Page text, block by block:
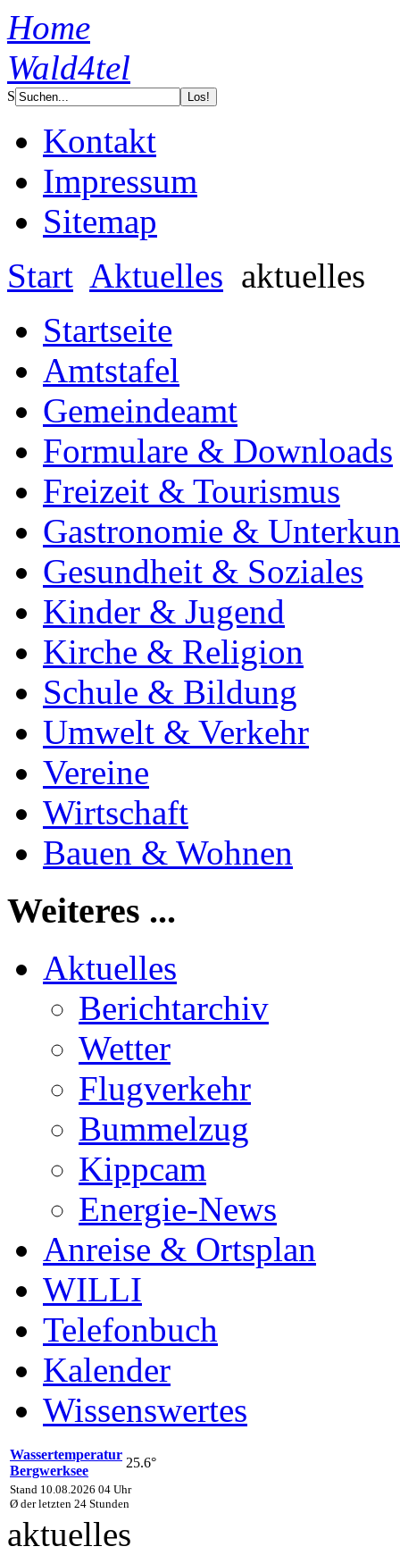
Home
Wald4tel
S
Kontakt
Impressum
Sitemap
Start Aktuelles aktuelles
Startseite
Amtstafel
Gemeindeamt
Formulare & Downloads
Freizeit & Tourismus
Gastronomie &
Gesundheit & Soziales
Kinder & Jugend
Kirche & Religion
Schule & Bildung
Umwelt & Verkehr
Vereine
Wirtschaft
Bauen & Wohnen
Weiteres ...
Aktuelles
Berichtarchiv
Wetter
Flugverkehr
Bummelzug
Kippcam
Energie-News
Anreise & Ortsplan
WILLI
Telefonbuch
Kalender
Wissenswertes
Wassertemperatur
Bergwerksee
25.6°
Stand 10.08.2026 04 Uhr
Ø der letzten 24 Stunden
aktuelles